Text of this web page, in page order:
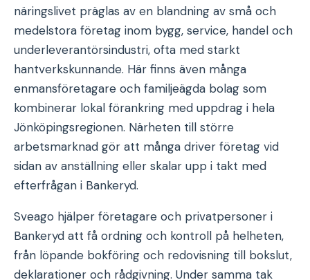
näringslivet präglas av en blandning av små och
medelstora företag inom bygg, service, handel och
underleverantörsindustri, ofta med starkt
hantverkskunnande. Här finns även många
enmansföretagare och familjeägda bolag som
kombinerar lokal förankring med uppdrag i hela
Jönköpingsregionen. Närheten till större
arbetsmarknad gör att många driver företag vid
sidan av anställning eller skalar upp i takt med
efterfrågan i Bankeryd.
Sveago hjälper företagare och privatpersoner i
Bankeryd att få ordning och kontroll på helheten,
från löpande bokföring och redovisning till bokslut,
deklarationer och rådgivning. Under samma tak